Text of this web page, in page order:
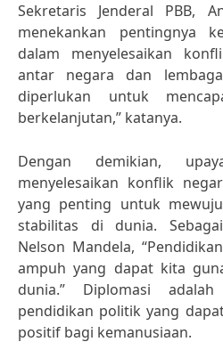
Sekretaris Jenderal PBB,
menekankan pentingnya
dalam menyelesaikan
antar negara dan
diperlukan untuk
berkelanjutan,” katanya.
Dengan demikian,
menyelesaikan konflik
yang penting untuk
stabilitas di dunia.
Nelson Mandela,
ampuh yang dapat kita
dunia.” Diplomasi
pendidikan politik yang
positif bagi kemanusiaan.